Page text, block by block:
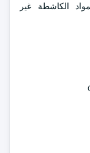
الكاشطة غير